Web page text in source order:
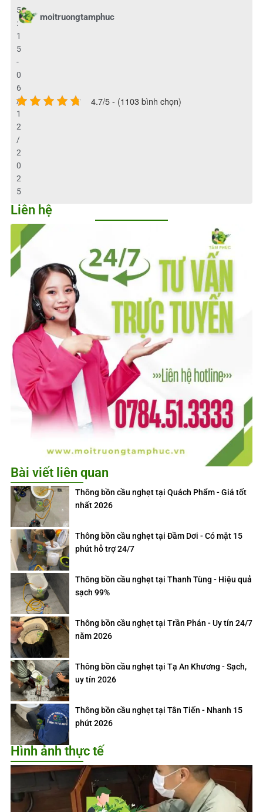
moitruongtamphuc
5
:
1
5
-
0
6
/
1
2
/
2
0
2
5
4.7/5 - (1103 bình chọn)
Liên hệ
Bài viết liên quan
Thông bồn cầu nghẹt tại Quách Phẩm - Giá tốt
nhất 2026
Thông bồn cầu nghẹt tại Đầm Dơi - Có mặt 15
phút hỗ trợ 24/7
Thông bồn cầu nghẹt tại Thanh Tùng - Hiệu quả
sạch 99%
Thông bồn cầu nghẹt tại Trần Phán - Uy tín 24/7
năm 2026
Thông bồn cầu nghẹt tại Tạ An Khương - Sạch,
uy tín 2026
Thông bồn cầu nghẹt tại Tân Tiến - Nhanh 15
phút 2026
Hình ảnh thực tế